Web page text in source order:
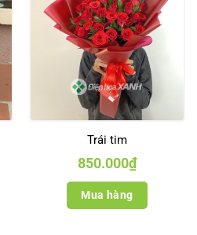
Trái tim
850.000₫
Mua hàng